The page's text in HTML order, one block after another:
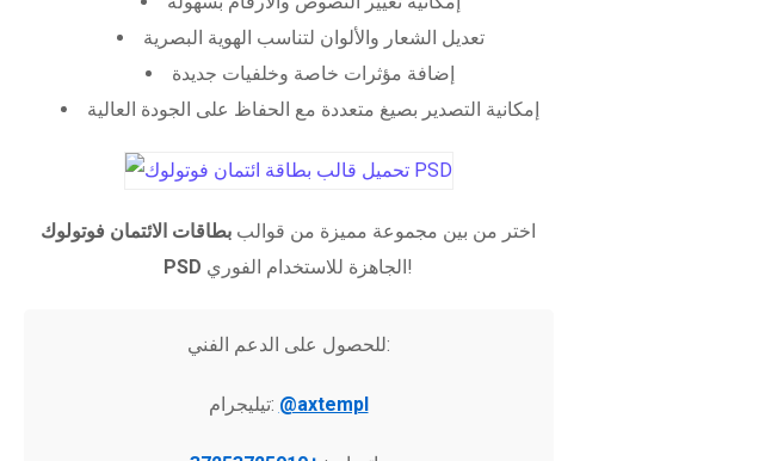
تعديل الشعار والألوان لتناسب الهوية البصرية
إضافة مؤثرات خاصة وخلفيات جديدة
إمكانية التصدير بصيغ متعددة مع الحفاظ على الجودة العالية
اختر من بين مجموعة مميزة من قوالب بطاقات الائتمان فوتولوك
PSD
الجاهزة للاستخدام الفوري!
للحصول على الدعم الفني:
تيليجرام: @axtempl